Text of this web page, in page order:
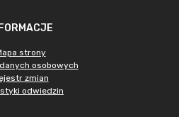
strony
osobowych
zmian
odwiedzin